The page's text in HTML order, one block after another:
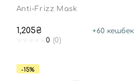
Anti-Frizz Mask
1,205₴ +60 кешбек
0 (0)
-15%